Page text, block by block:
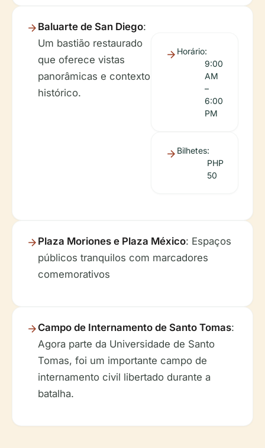
Baluarte de San Diego:
Um bastião restaurado
que oferece vistas
panorâmicas e contexto
histórico.
Horário:
9:00
AM
–
6:00
PM
Bilhetes:
PHP
50
Plaza Moriones e Plaza México: Espaços
públicos tranquilos com marcadores
comemorativos
Campo de Internamento de Santo Tomas:
Agora parte da Universidade de Santo
Tomas, foi um importante campo de
internamento civil libertado durante a
batalha.